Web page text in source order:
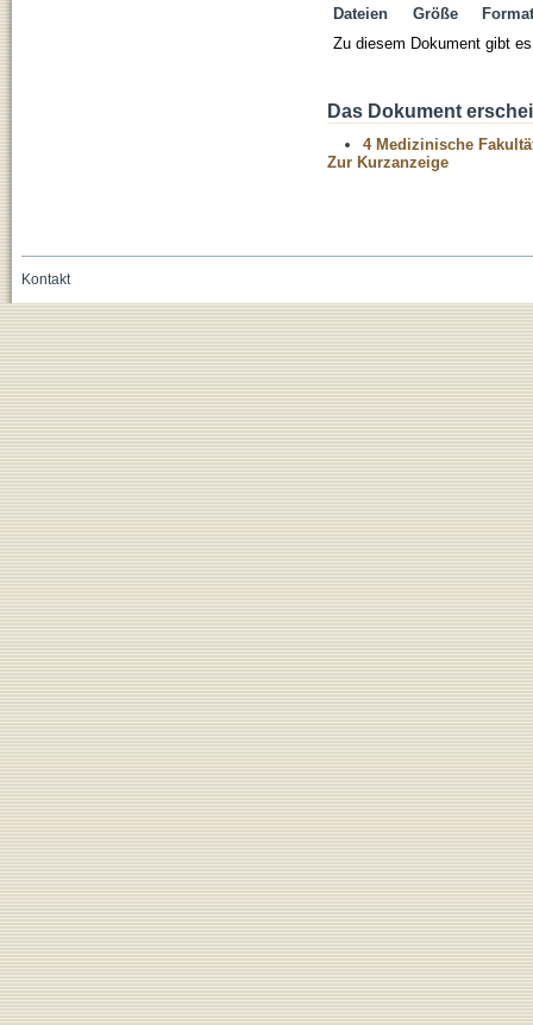
Dateien Größe
Format
Zu diesem Dokument gibt
Das Dokument
4 Medizinische
Zur Kurzanzeige
Kontakt